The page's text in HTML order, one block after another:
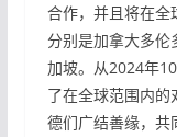
合作，并且将在全
分别是加拿大多伦
加坡。从2024年
了在全球范围内
德们广结善缘，共